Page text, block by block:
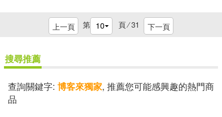
Dankkumi(1) Denya(1)
上一頁 第 頁 ⁄31 下一頁
搜尋推薦
查詢關鍵字: 博客來獨家, 推薦您可能感興趣的熱門商
品